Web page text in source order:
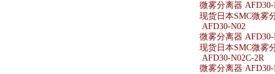
微雾分离器 AFD30-
现货日本SMC微雾
AFD30-N02
微雾分离器 AFD30-
现货日本SMC微雾
AFD30-N02C-2R
微雾分离器 AFD30-